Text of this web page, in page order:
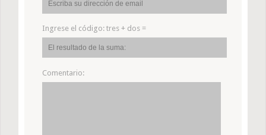
Ingrese el código: tres + dos =
Comentario: